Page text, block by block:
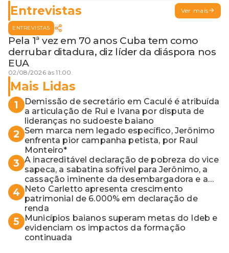
Entrevistas Ver mais
ENTREVISTAS
Pela 1ª vez em 70 anos Cuba tem como
derrubar ditadura, diz líder da diáspora nos
EUA
02/08/2026 às 11:00
Mais Lidas
1
Demissão de secretário em Caculé é atribuída
a articulação de Rui e Ivana por disputa de
lideranças no sudoeste baiano
2
Sem marca nem legado específico, Jerônimo
enfrenta pior campanha petista, por Raul
Monteiro*
3 A inacreditável declaração de pobreza do vice
sapeca, a sabatina sofrível para Jerônimo, a
cassação iminente da desembargadora e a
vaga do Quinto para o MP baiano
4
Neto Carletto apresenta crescimento
patrimonial de 6.000% em declaração de
renda
5
Municípios baianos superam metas do Ideb e
evidenciam os impactos da formação
continuada